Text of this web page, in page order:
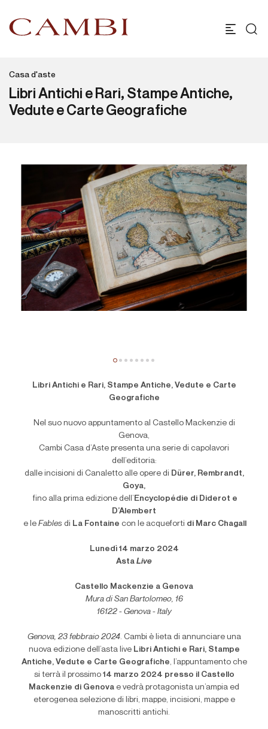
Casa d'aste
Libri Antichi e Rari, Stampe Antiche,
Vedute e Carte Geografiche
Libri Antichi e Rari, Stampe Antiche, Vedute e Carte
Geografiche
Nel suo nuovo appuntamento al Castello Mackenzie di
Genova,
Cambi Casa d’Aste presenta una serie di capolavori
dell’editoria:
dalle incisioni di Canaletto alle opere di Dürer, Rembrandt,
Goya,
fino alla prima edizione dell’ Encyclopédie di Diderot e
D’Alembert
e le Fables di La Fontaine con le acqueforti di Marc Chagall
Lunedì 14 marzo 2024
Asta Live
Castello Mackenzie a Genova
Mura di San Bartolomeo, 16
16122 - Genova - Italy
Genova, 23 febbraio 2024. Cambi è lieta di annunciare una
nuova edizione dell’asta live Libri Antichi e Rari, Stampe
Antiche, Vedute e Carte Geografiche, l’appuntamento che
si terrà il prossimo 14 marzo 2024 presso il Castello
Mackenzie di Genova e vedrà protagonista un’ampia ed
eterogenea selezione di libri, mappe, incisioni, mappe e
manoscritti antichi.